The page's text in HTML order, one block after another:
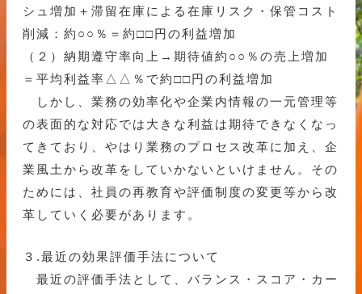
シュ増加＋滞留在庫による在庫リスク・保管コスト
削減：約○○％＝約□□円の利益増加
（２）納期遵守率向上→期待値約○○％の売上増加
＝平均利益率△△％で約□□円の利益増加
しかし、業務の効率化や企業内情報の一元管理等
の表面的な対応では大きな利益は期待できなくなっ
てきており、やはり業務のプロセス改革に加え、企
業風土から改革をしていかないといけません。その
ためには、社員の再教育や評価制度の変更等から改
革していく必要があります。
３.最近の効果評価手法について
最近の評価手法として、バランス・スコア・カー